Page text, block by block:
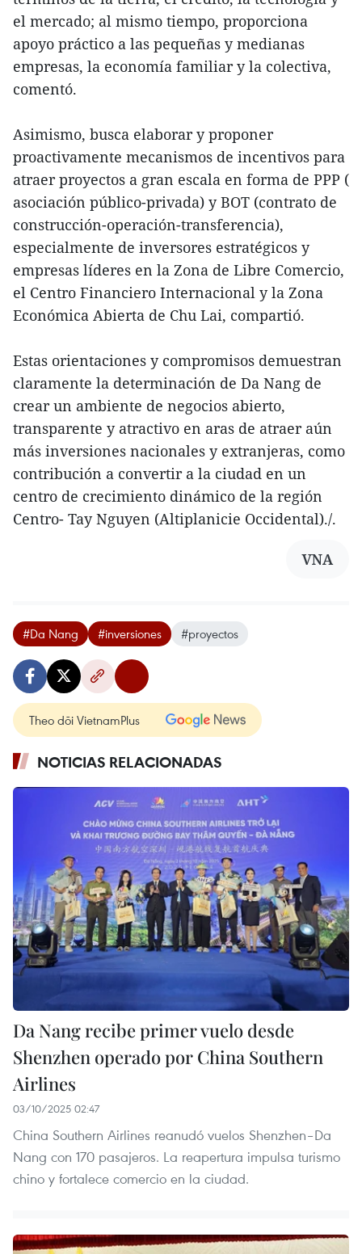
el mercado; al mismo tiempo, proporciona
apoyo práctico a las pequeñas y medianas
empresas, la economía familiar y la colectiva,
comentó.
Asimismo, busca elaborar y proponer
proactivamente mecanismos de incentivos para
atraer proyectos a gran escala en forma de PPP (
asociación público-privada) y BOT (contrato de
construcción-operación-transferencia),
especialmente de inversores estratégicos y
empresas líderes en la Zona de Libre Comercio,
el Centro Financiero Internacional y la Zona
Económica Abierta de Chu Lai, compartió.
Estas orientaciones y compromisos demuestran
claramente la determinación de Da Nang de
crear un ambiente de negocios abierto,
transparente y atractivo en aras de atraer aún
más inversiones nacionales y extranjeras, como
contribución a convertir a la ciudad en un
centro de crecimiento dinámico de la región
Centro- Tay Nguyen (Altiplanicie Occidental)./.
VNA
#Da Nang #inversiones #proyectos
Theo dõi VietnamPlus
NOTICIAS RELACIONADAS
Da Nang recibe primer vuelo desde
Shenzhen operado por China Southern
Airlines
03/10/2025 02:47
China Southern Airlines reanudó vuelos Shenzhen–Da
Nang con 170 pasajeros. La reapertura impulsa turismo
chino y fortalece comercio en la ciudad.